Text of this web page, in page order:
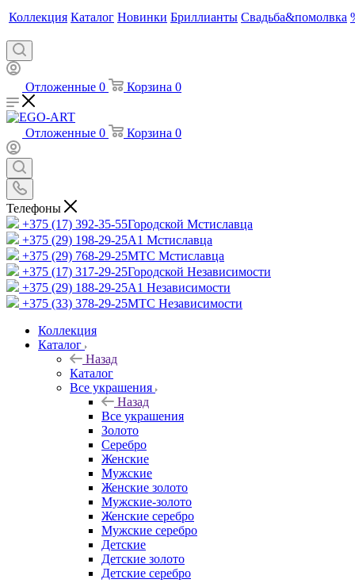
Коллекция Каталог Новинки Бриллианты Свадьба&помолвка
Отложенные 0 Корзина 0
Отложенные 0 Корзина 0
Телефоны
+375 (17) 392-35-55Городской Мстиславца
+375 (29) 198-29-25A1 Мстиславца
+375 (29) 768-29-25МТС Мстиславца
+375 (17) 317-29-25Городской Независимости
+375 (29) 188-29-25A1 Независимости
+375 (33) 378-29-25МТС Независимости
Коллекция
Каталог
Назад
Каталог
Все украшения
Назад
Все украшения
Золото
Серебро
Женские
Мужские
Женские золото
Мужские-золото
Женские серебро
Мужские серебро
Детские
Детские золото
Детские серебро